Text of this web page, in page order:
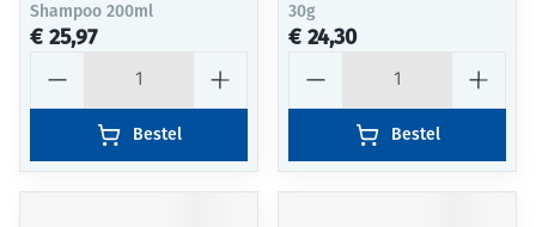
Shampoo 200ml
€ 25,97
Bestel
30g
€ 24,30
Bestel